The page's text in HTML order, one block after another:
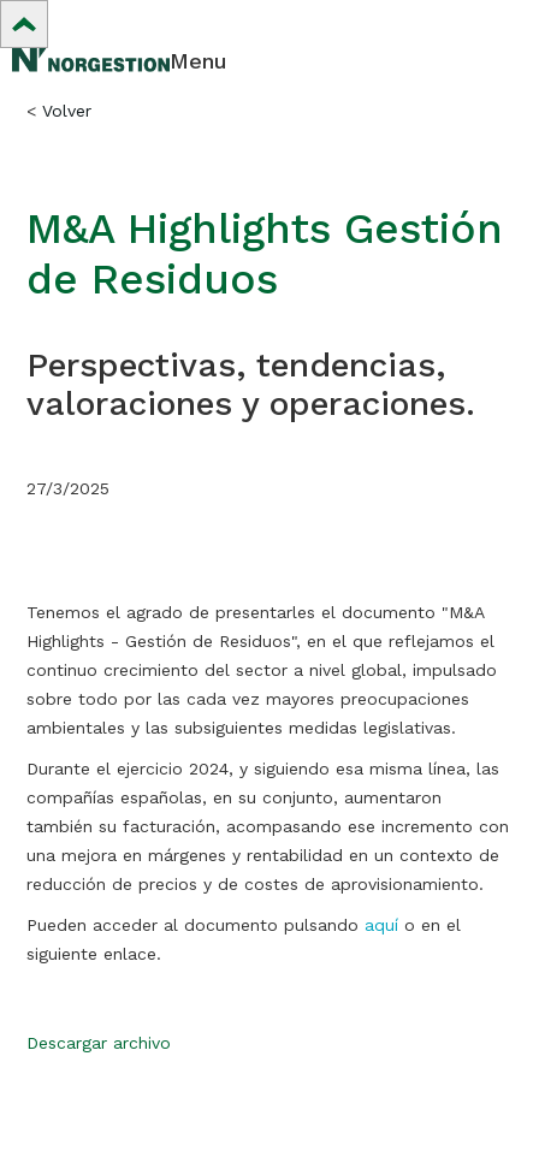
Menu
< Volver
M&A Highlights Gestión
de Residuos
Perspectivas, tendencias,
valoraciones y operaciones.
27/3/2025
Tenemos el agrado de presentarles el documento "M&A
Highlights - Gestión de Residuos", en el que reflejamos el
continuo crecimiento del sector a nivel global, impulsado
sobre todo por las cada vez mayores preocupaciones
ambientales y las subsiguientes medidas legislativas.
Durante el ejercicio 2024, y siguiendo esa misma línea, las
compañías españolas, en su conjunto, aumentaron
también su facturación, acompasando ese incremento con
una mejora en márgenes y rentabilidad en un contexto de
reducción de precios y de costes de aprovisionamiento.
Pueden acceder al documento pulsando aquío en el
siguiente enlace.
Descargar archivo